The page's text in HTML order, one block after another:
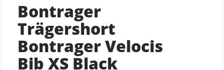
Bontrager
Trägershort
Bontrager Velocis
Bib XS Black